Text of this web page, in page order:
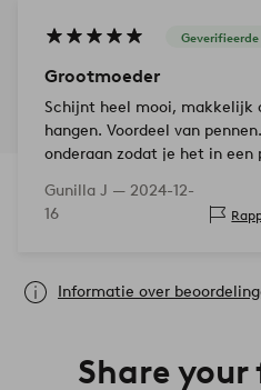
Grootmoeder
Schijnt heel mooi, makkelijk
hangen. Voordeel van pennen
onderaan zodat je het in een
Gunilla J — 2024-12-
16
Informatie over
Share